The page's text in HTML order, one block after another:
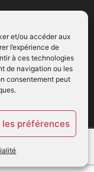
et/ou accéder aux
l’expérience de
à ces technologies
de navigation ou les
consentement peut
les préférences